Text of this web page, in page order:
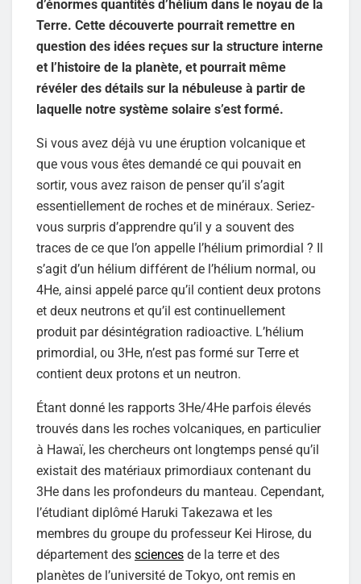
d’énormes quantités d’hélium dans le noyau de la
Terre. Cette découverte pourrait remettre en
question des idées reçues sur la structure interne
et l’histoire de la planète, et pourrait même
révéler des détails sur la nébuleuse à partir de
laquelle notre système solaire s’est formé.
Si vous avez déjà vu une éruption volcanique et
que vous vous êtes demandé ce qui pouvait en
sortir, vous avez raison de penser qu’il s’agit
essentiellement de roches et de minéraux. Seriez-
vous surpris d’apprendre qu’il y a souvent des
traces de ce que l’on appelle l’hélium primordial ? Il
s’agit d’un hélium différent de l’hélium normal, ou
4He, ainsi appelé parce qu’il contient deux protons
et deux neutrons et qu’il est continuellement
produit par désintégration radioactive. L’hélium
primordial, ou 3He, n’est pas formé sur Terre et
contient deux protons et un neutron.
Étant donné les rapports 3He/4He parfois élevés
trouvés dans les roches volcaniques, en particulier
à Hawaï, les chercheurs ont longtemps pensé qu’il
existait des matériaux primordiaux contenant du
3He dans les profondeurs du manteau. Cependant,
l’étudiant diplômé Haruki Takezawa et les
membres du groupe du professeur Kei Hirose, du
département des sciences de la terre et des
planètes de l’université de Tokyo, ont remis en